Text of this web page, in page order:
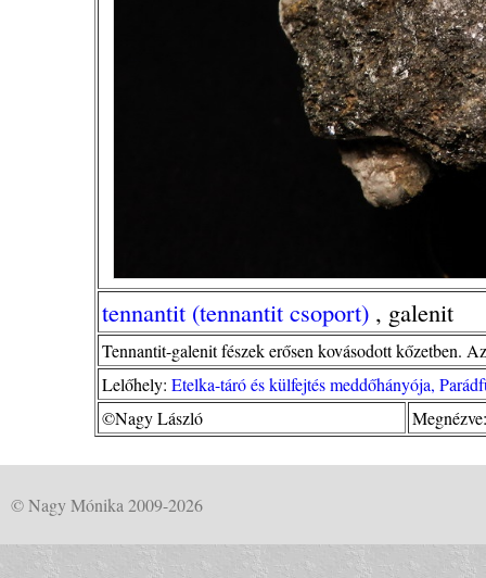
tennantit (tennantit csoport) , galenit
Tennantit-galenit fészek erősen kovásodott kőzetben.
Lelőhely: Etelka-táró és külfejtés meddőhányója,
©Nagy László
© Nagy Mónika 2009-2026